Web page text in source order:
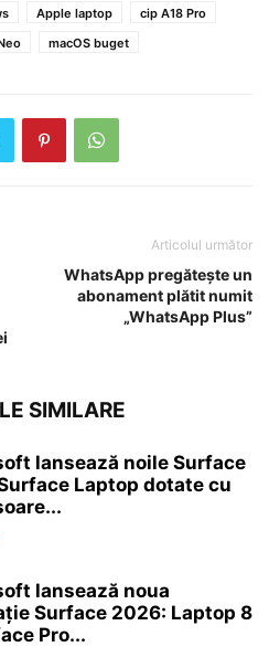
Apple laptop
cip A18 Pro
macOS buget
Articolul următor
WhatsApp pregătește un
abonament plătit numit
„WhatsApp Plus”
SIMILARE
lansează noile Surface
Laptop dotate cu
lansează noua
Surface 2026: Laptop 8
Pro...